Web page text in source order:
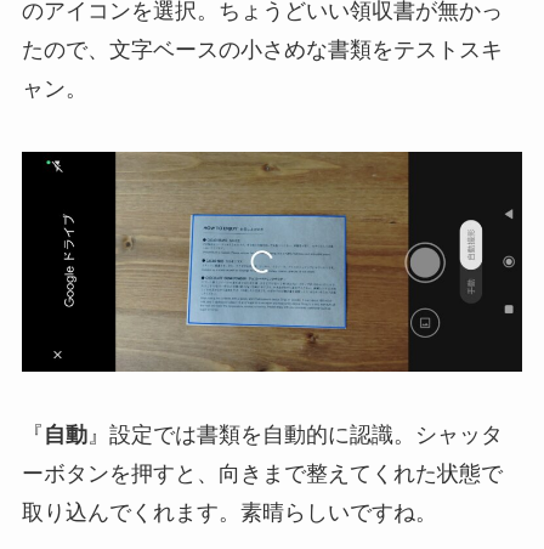
のアイコンを選択。ちょうどいい領収書が無かっ
たので、文字ベースの小さめな書類をテストスキ
ャン。
『 自動』設定では書類を自動的に認識。シャッタ
ーボタンを押すと、向きまで整えてくれた状態で
取り込んでくれます。素晴らしいですね。